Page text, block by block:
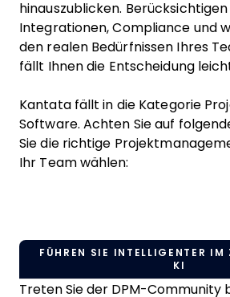
hinauszublicken. Berücksichtigen
Integrationen, Compliance und
den realen Bedürfnissen Ihres
fällt Ihnen die Entscheidung
Kantata fällt in die Kategorie
Software. Achten Sie auf
Sie die richtige
Ihr Team wählen:
FÜHREN SIE INTELLIGENTER IM
KI
Treten Sie der DPM-Community